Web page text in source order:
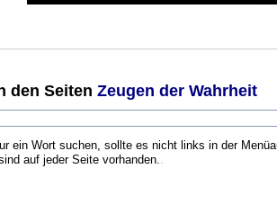
den Seiten Zeugen der Wahrheit
ein Wort suchen, sollte es nicht links in der
auf jeder Seite vorhanden.